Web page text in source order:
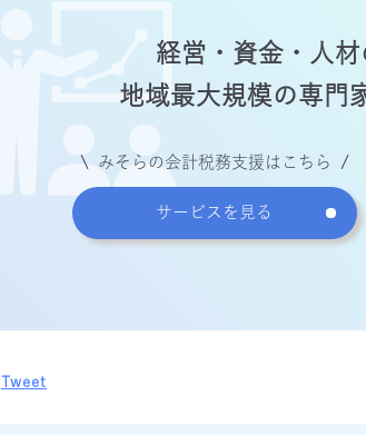
経営・資金・人材
地域最大規模の専門
みそらの会計税務支援はこちら
サービスを見る
Tweet